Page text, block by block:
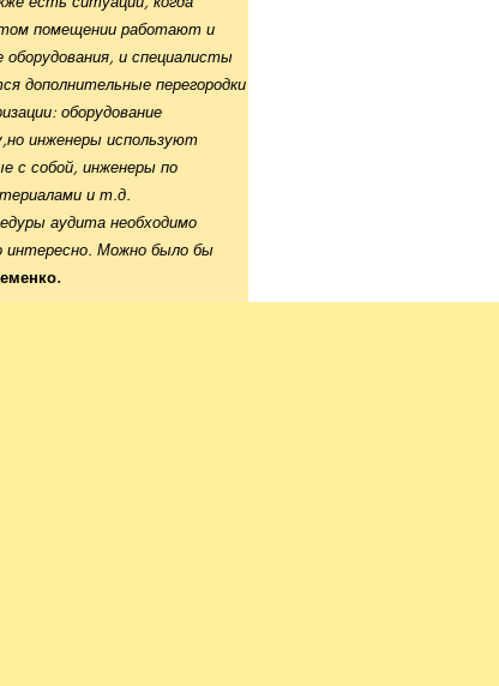
помещении работают и
оборудования, и специалисты
дополнительные перегородки
оборудование
инженеры используют
с собой, инженеры по
и т.д.
аудита необходимо
Можно было бы